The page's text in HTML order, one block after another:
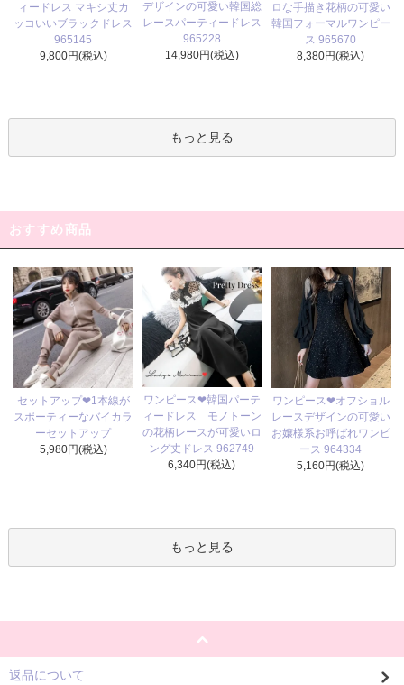
ィードレス マキシ丈カ
ッコいいブラックドレス
965145
9,800円(税込)
デザインの可愛い韓国総
レースパーティードレス
965228
14,980円(税込)
ロな手描き花柄の可愛い
韓国フォーマルワンピー
ス 965670
8,380円(税込)
もっと見る
おすすめ商品
セットアップ❤1本線が
スポーティーなバイカラ
ーセットアップ
5,980円(税込)
ワンピース❤韓国パーテ
ィードレス モノトーン
の花柄レースが可愛いロ
ング丈ドレス 962749
6,340円(税込)
ワンピース❤オフショル
レースデザインの可愛い
お嬢様系お呼ばれワンピ
ース 964334
5,160円(税込)
もっと見る
返品について